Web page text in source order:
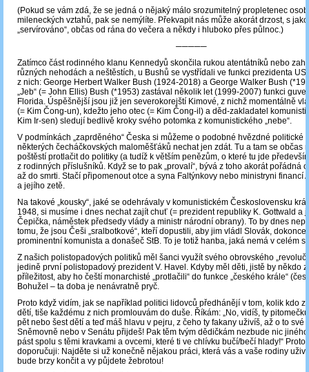
(Pokud se vám zdá, že se jedná o nějaký málo srozumitelný propletenec
mileneckých vztahů, pak se nemýlíte. Překvapit nás může akorát drzost, s
„servírováno“, občas od rána do večera a někdy i hluboko přes půlnoc.)
─────
Zatímco část rodinného klanu Kennedyů skončila rukou atentátníků nebo
různých nehodách a neštěstích, u Bushů se vystřídali ve funkci prezidenta
z nich: George Herbert Walker Bush (1924-2018) a George Walker Bush
„Jeb“ (= John Ellis) Bush (*1953) zastával několik let (1999-2007) funkci
Florida. Úspěšnější jsou již jen severokorejští Kimové, z nichž momentálně
(= Kim Čong-un), kdežto jeho otec (= Kim Čong-il) a děd-zakladatel
Kim Ir-sen) sledují bedlivě kroky svého potomka z komunistického „nebe“.
V podmínkách „zaprděného“ Česka si můžeme o podobné hvězdné politické
některých čecháčkovských maloměšťáků nechat jen zdát. Tu a tam se občas
poštěstí protlačit do politiky (a tudíž k větším penězům, o které tu jde
z rodinných příslušníků. Když se to pak „provalí“, bývá z toho akorát pořádná
až do smrti. Stačí připomenout otce a syna Faltýnkovy nebo ministryni financí
a jejího zetě.
Na takové „kousky“, jaké se odehrávaly v komunistickém Československu
1948, si musíme i dnes nechat zajít chuť (= prezident republiky K. Gottwald a
Čepička, náměstek předsedy vlády a ministr národní obrany). To by dnes
tomu, že jsou Češi „sralbotkové“, kteří dopustili, aby jim vládl Slovák, dokonce
prominentní komunista a donašeč StB. To je totiž hanba, jaká nemá v celém
Z našich polistopadových politiků měl šanci využít svého obrovského
jedině první polistopadový prezident V. Havel. Kdyby měl děti, jistě by někdo
příležitost, aby ho čeští monarchisté „protlačili“ do funkce „českého krále“
Bohužel – ta doba je nenávratně pryč.
Proto když vidím, jak se například politici lidovců předhánějí v tom, kolik kdo z
dětí, tiše každému z nich promlouvám do duše. Říkám: „No, vidíš, ty
pět nebo šest dětí a teď máš hlavu v pejru, z čeho ty fakany uživíš, až o to své
Sněmovně nebo v Senátu přijdeš! Pak těm tvým dědičkám nezbude nic
pást spolu s těmi kravkami a ovcemi, které ti ve chlívku bučí/bečí hlady!“ Proto
doporučuji: Najděte si už konečně nějakou práci, která vás a vaše rodiny
bude brzy končit a vy půjdete žebrotou!